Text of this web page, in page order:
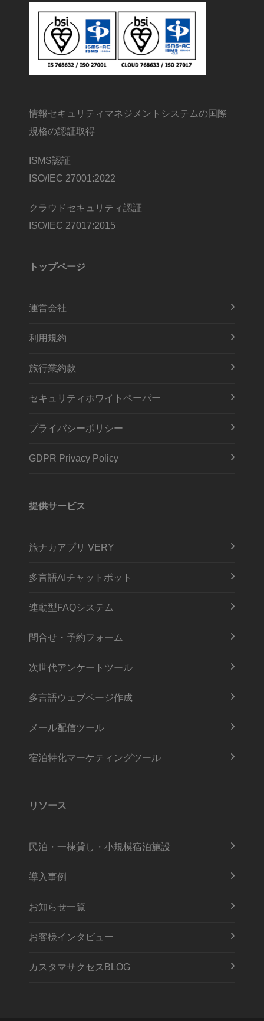
情報セキュリティマネジメントシステムの国際
規格の認証取得
ISMS認証
ISO/IEC 27001:2022
クラウドセキュリティ認証
ISO/IEC 27017:2015
トップページ
運営会社
利用規約
旅行業約款
セキュリティホワイトペーパー
プライバシーポリシー
GDPR Privacy Policy
提供サービス
旅ナカアプリ VERY
多言語AIチャットボット
連動型FAQシステム
問合せ・予約フォーム
次世代アンケートツール
多言語ウェブページ作成
メール配信ツール
宿泊特化マーケティングツール
リソース
民泊・一棟貸し・小規模宿泊施設
導入事例
お知らせ一覧
お客様インタビュー
カスタマサクセスBLOG